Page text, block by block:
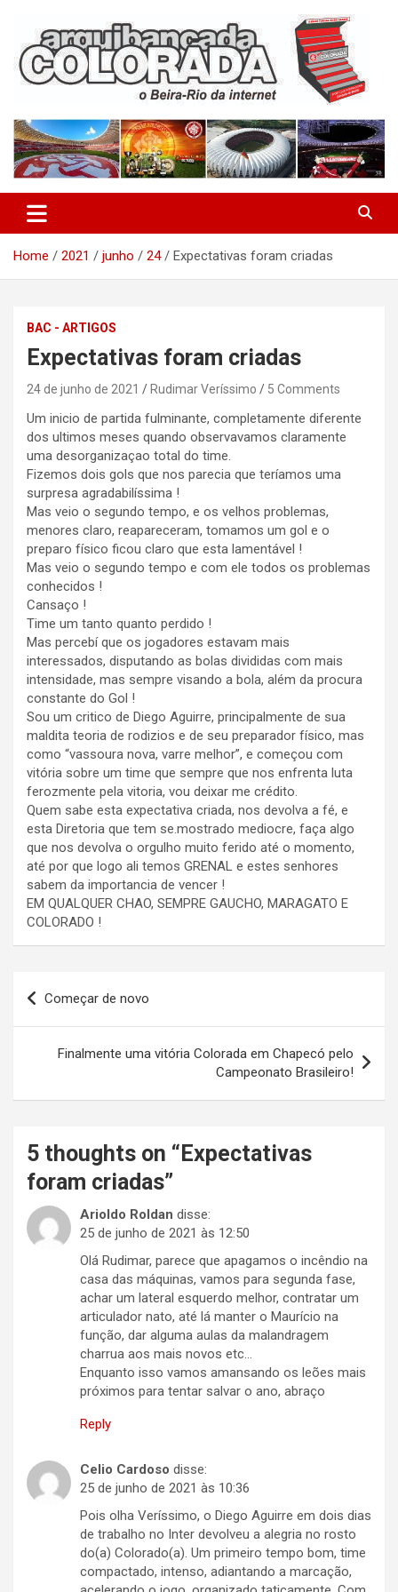
content
Arquibancada Colorada
Home 2021 junho 24 Expectativas foram criadas
BAC - ARTIGOS
Expectativas foram criadas
24 de junho de 2021 Rudimar Veríssimo 5 Comments
Um inicio de partida fulminante, completamente diferente
dos ultimos meses quando observavamos claramente
uma desorganizaçao total do time.
Fizemos dois gols que nos parecia que teríamos uma
surpresa agradabilíssima !
Mas veio o segundo tempo, e os velhos problemas,
menores claro, reapareceram, tomamos um gol e o
preparo físico ficou claro que esta lamentável !
Mas veio o segundo tempo e com ele todos os problemas
conhecidos !
Cansaço !
Time um tanto quanto perdido !
Mas percebí que os jogadores estavam mais
interessados, disputando as bolas divididas com mais
intensidade, mas sempre visando a bola, além da procura
constante do Gol !
Sou um critico de Diego Aguirre, principalmente de sua
maldita teoria de rodizios e de seu preparador físico, mas
como “vassoura nova, varre melhor”, e começou com
vitória sobre um time que sempre que nos enfrenta luta
ferozmente pela vitoria, vou deixar me crédito.
Quem sabe esta expectativa criada, nos devolva a fé, e
esta Diretoria que tem se.mostrado mediocre, faça algo
que nos devolva o orgulho muito ferido até o momento,
até por que logo ali temos GRENAL e estes senhores
sabem da importancia de vencer !
EM QUALQUER CHAO, SEMPRE GAUCHO, MARAGATO E
COLORADO !
Navegação
de
Post
Começar de novo
Finalmente uma vitória Colorada em Chapecó pelo
Campeonato Brasileiro!
5 thoughts on “ Expectativas
foram criadas”
Arioldo Roldan disse:
25 de junho de 2021 às 12:50
Olá Rudimar, parece que apagamos o incêndio na
casa das máquinas, vamos para segunda fase,
achar um lateral esquerdo melhor, contratar um
articulador nato, até lá manter o Maurício na
função, dar alguma aulas da malandragem
charrua aos mais novos etc…
Enquanto isso vamos amansando os leões mais
próximos para tentar salvar o ano, abraço
Reply
Celio Cardoso disse:
25 de junho de 2021 às 10:36
Pois olha Veríssimo, o Diego Aguirre em dois dias
de trabalho no Inter devolveu a alegria no rosto
do(a) Colorado(a). Um primeiro tempo bom, time
compactado, intenso, adiantando a marcação,